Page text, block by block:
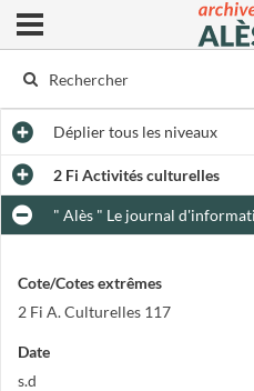
Archives
Ouvrir le menu déroulant
Dépliertous les niveaux
2 Fi Activités culturelles
" Alès " Le journal
Cote/Cotes extrêmes
2 Fi A. Culturelles 117
Date
s.d